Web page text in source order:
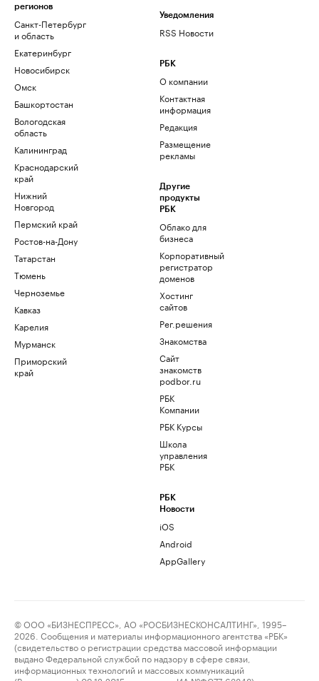
регионов
Санкт-Петербург
и область
Екатеринбург
Новосибирск
Омск
Башкортостан
Вологодская
область
Калининград
Краснодарский
край
Нижний
Новгород
Пермский край
Ростов-на-Дону
Татарстан
Тюмень
Черноземье
Кавказ
Карелия
Мурманск
Приморский
край
Уведомления
RSS Новости
РБК
О компании
Контактная
информация
Редакция
Размещение
рекламы
Другие
продукты
РБК
Облако для
бизнеса
Корпоративный
регистратор
доменов
Хостинг
сайтов
Рег.решения
Знакомства
Сайт
знакомств
podbor.ru
РБК
Компании
РБК Курсы
Школа
управления
РБК
РБК
Новости
iOS
Android
AppGallery
© ООО «БИЗНЕСПРЕСС», АО «РОСБИЗНЕСКОНСАЛТИНГ», 1995–
2026. Сообщения и материалы информационного агентства «РБК»
(свидетельство о регистрации средства массовой информации
выдано Федеральной службой по надзору в сфере связи,
информационных технологий и массовых коммуникаций